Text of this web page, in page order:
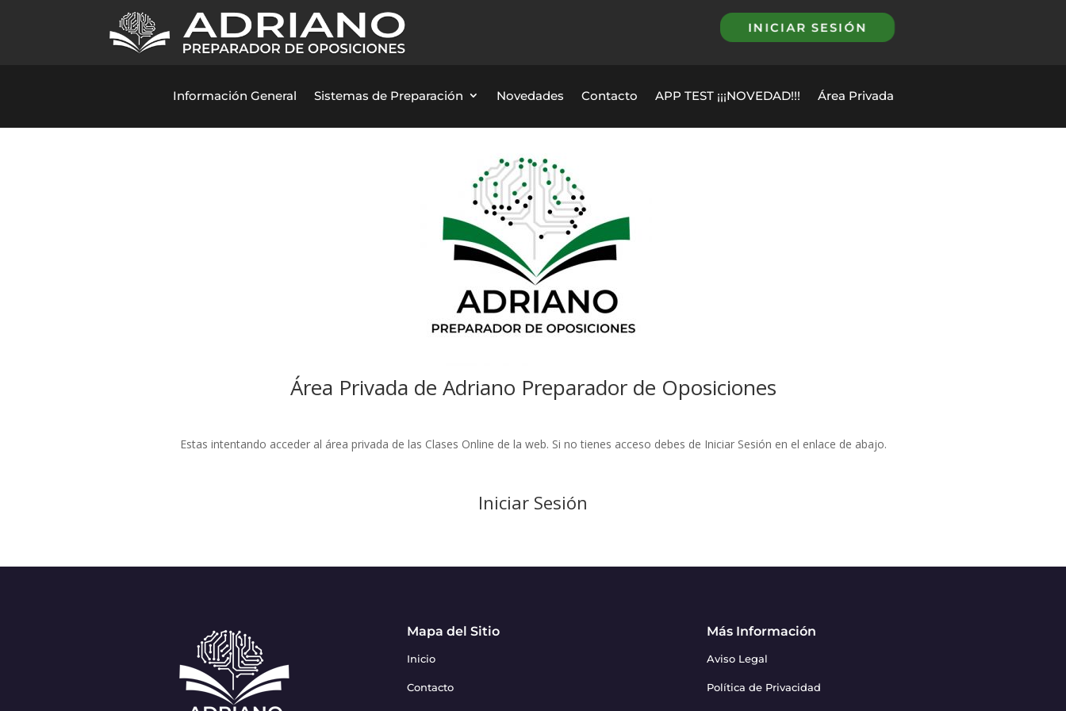
INICIAR SESIÓN
Información General Sistemas de Preparación Novedades Contacto APP TEST ¡¡¡NOVEDAD!!! Área Privada
Área Privada de Adriano Preparador de Oposiciones
Estas intentando acceder al área privada de las Clases Online de la web. Si no tienes acceso debes de Iniciar Sesión en el enlace de abajo.
Iniciar Sesión
Mapa del Sitio
Inicio
Contacto
Más Información
Aviso Legal
Política de Privacidad